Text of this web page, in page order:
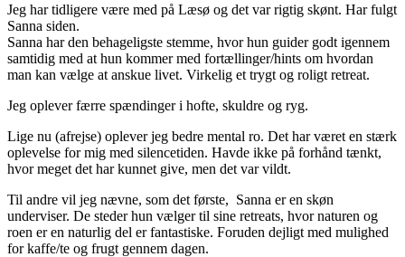
Jeg har tidligere være med på Læsø og det var rigtig skønt. Har fulgt
Sanna siden.
Sanna har den behageligste stemme, hvor hun guider godt igennem
samtidig med at hun kommer med fortællinger/hints om hvordan
man kan vælge at anskue livet. Virkelig et trygt og roligt retreat.
Jeg oplever færre spændinger i hofte, skuldre og ryg.
Lige nu (afrejse) oplever jeg bedre mental ro. Det har været en stærk
oplevelse for mig med silencetiden. Havde ikke på forhånd tænkt,
hvor meget det har kunnet give, men det var vildt.
Til andre vil jeg nævne, som det første, Sanna er en skøn
underviser. De steder hun vælger til sine retreats, hvor naturen og
roen er en naturlig del er fantastiske. Foruden dejligt med mulighed
for kaffe/te og frugt gennem dagen.